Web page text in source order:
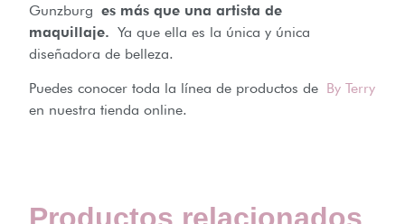
Gunzburg es más que una artista de
maquillaje. Ya que ella es la única y única
diseñadora de belleza.
Puedes conocer toda la línea de productos de By Terry
en nuestra tienda online.
Productos relacionados